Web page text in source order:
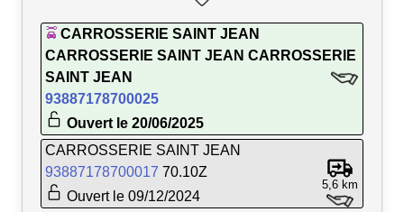
CARROSSERIE SAINT JEAN
CARROSSERIE SAINT JEAN CARROSSERIE
SAINT JEAN
93887178700025
Ouvert le 20/06/2025
CARROSSERIE SAINT JEAN
93887178700017 70.10Z
Ouvert le 09/12/2024
5,6 km